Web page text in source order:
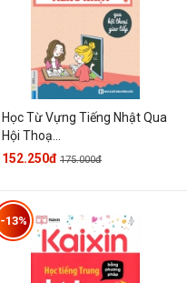
Học Từ Vựng Tiếng Nhật Qua
Hội Thoạ...
152.250đ 175.000đ
-13%